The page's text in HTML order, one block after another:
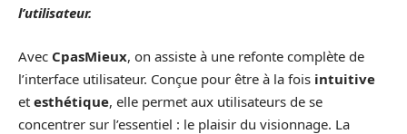
l’utilisateur.
Avec CpasMieux, on assiste à une refonte complète de
l’interface utilisateur. Conçue pour être à la fois intuitive
et esthétique, elle permet aux utilisateurs de se
concentrer sur l’essentiel : le plaisir du visionnage. La